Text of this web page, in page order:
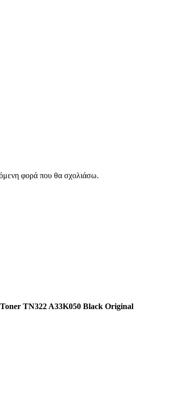
φορά που θα σχολιάσω.
TN322 A33K050 Black Original